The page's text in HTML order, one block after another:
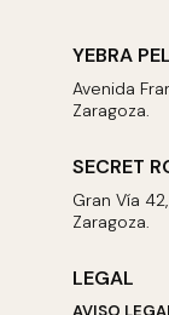
LEGAL
YEBRA
Avenida
Zaragoza.
SECRET
Gran Vía
Zaragoza.